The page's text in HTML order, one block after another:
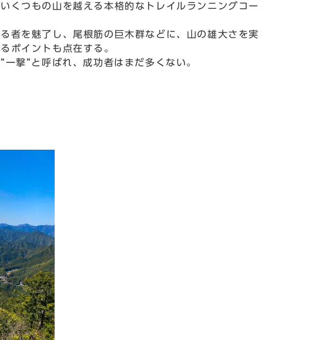
くつもの山を越える本格的なトレイルランニングコー
者を魅了し、尾根筋の巨木群などに、山の雄大さを実
ポイントも点在する。
撃”と呼ばれ、成功者はまだ多くない。